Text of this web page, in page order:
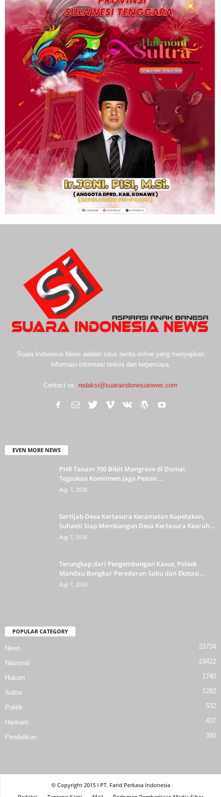
Suara Indonesia News adalah situs berita online yang menyajikan
informasi-informasi terkini dan terpercaya.
Contact us: redaksi@suaraindonesianews.com
EVEN MORE NEWS
PHR Tanam 700 Bibit Mangrove di Dumai,
Tegaskan Komitmen Jaga Pesisir...
Aug 7, 2026
Sertijab Desa Kertasura Kecamatan Kapetakan,
Suhaeti Siap Membangun Desa Kertasura Kearah...
Aug 7, 2026
Terungkap dari Pengembangan Kasus, Polsek
Mandau Bongkar Peredaran Sabu dan Ekstasi...
Aug 7, 2026
POPULAR CATEGORY
News 23734
Nasional 23422
Hukum 1740
Sultra 1282
Politik 532
Hankam 407
Pendidikan 390
© Copyright 2015 l PT. Farid Perkasa Indonesia